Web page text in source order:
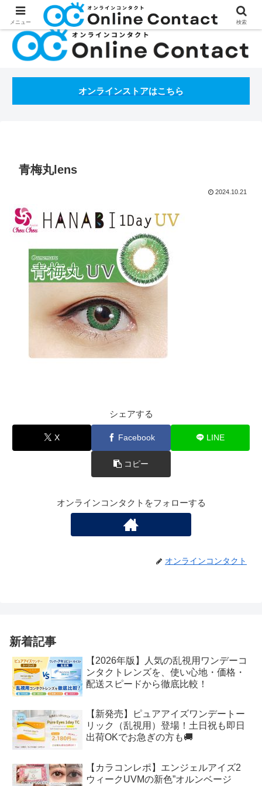
処方箋不要のコンタクトレンズ通販オンラインコンタクトBLOG
オンラインストアはこちら
青梅丸lens
2024.10.21
シェアする
X Facebook LINE
コピー
オンラインコンタクトをフォローする
オンラインコンタクト
新着記事
【2026年版】人気の乱視用ワンデーコ
ンタクトレンズを、使い心地・価格・
配送スピードから徹底比較！
【新発売】ピュアアイズワンデートー
リック（乱視用）登場！土日祝も即日
出荷OKでお急ぎの方も🚚
【カラコンレポ】エンジェルアイズ2
ウィークUVMの新色”オルンベージ
メニュー 検索